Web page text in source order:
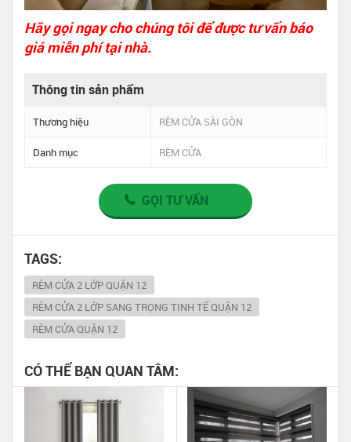
Hãy gọi ngay cho chúng tôi để được tư vấn báo
giá miễn phí tại nhà.
Thông tin sản phẩm
Thương hiệu RÈM CỬA SÀI GÒN
Danh mục RÈM CỬA
GỌI TƯ VẤN
TAGS:
RÈM CỬA 2 LỚP QUẬN 12
RÈM CỬA 2 LỚP SANG TRỌNG TINH TẾ QUẬN 12
RÈM CỬA QUẬN 12
CÓ THỂ BẠN QUAN TÂM: